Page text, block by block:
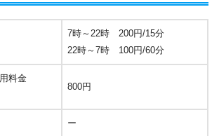
7時～22時 200円/15分
22時～7時 100円/60分
料金
800円
ー